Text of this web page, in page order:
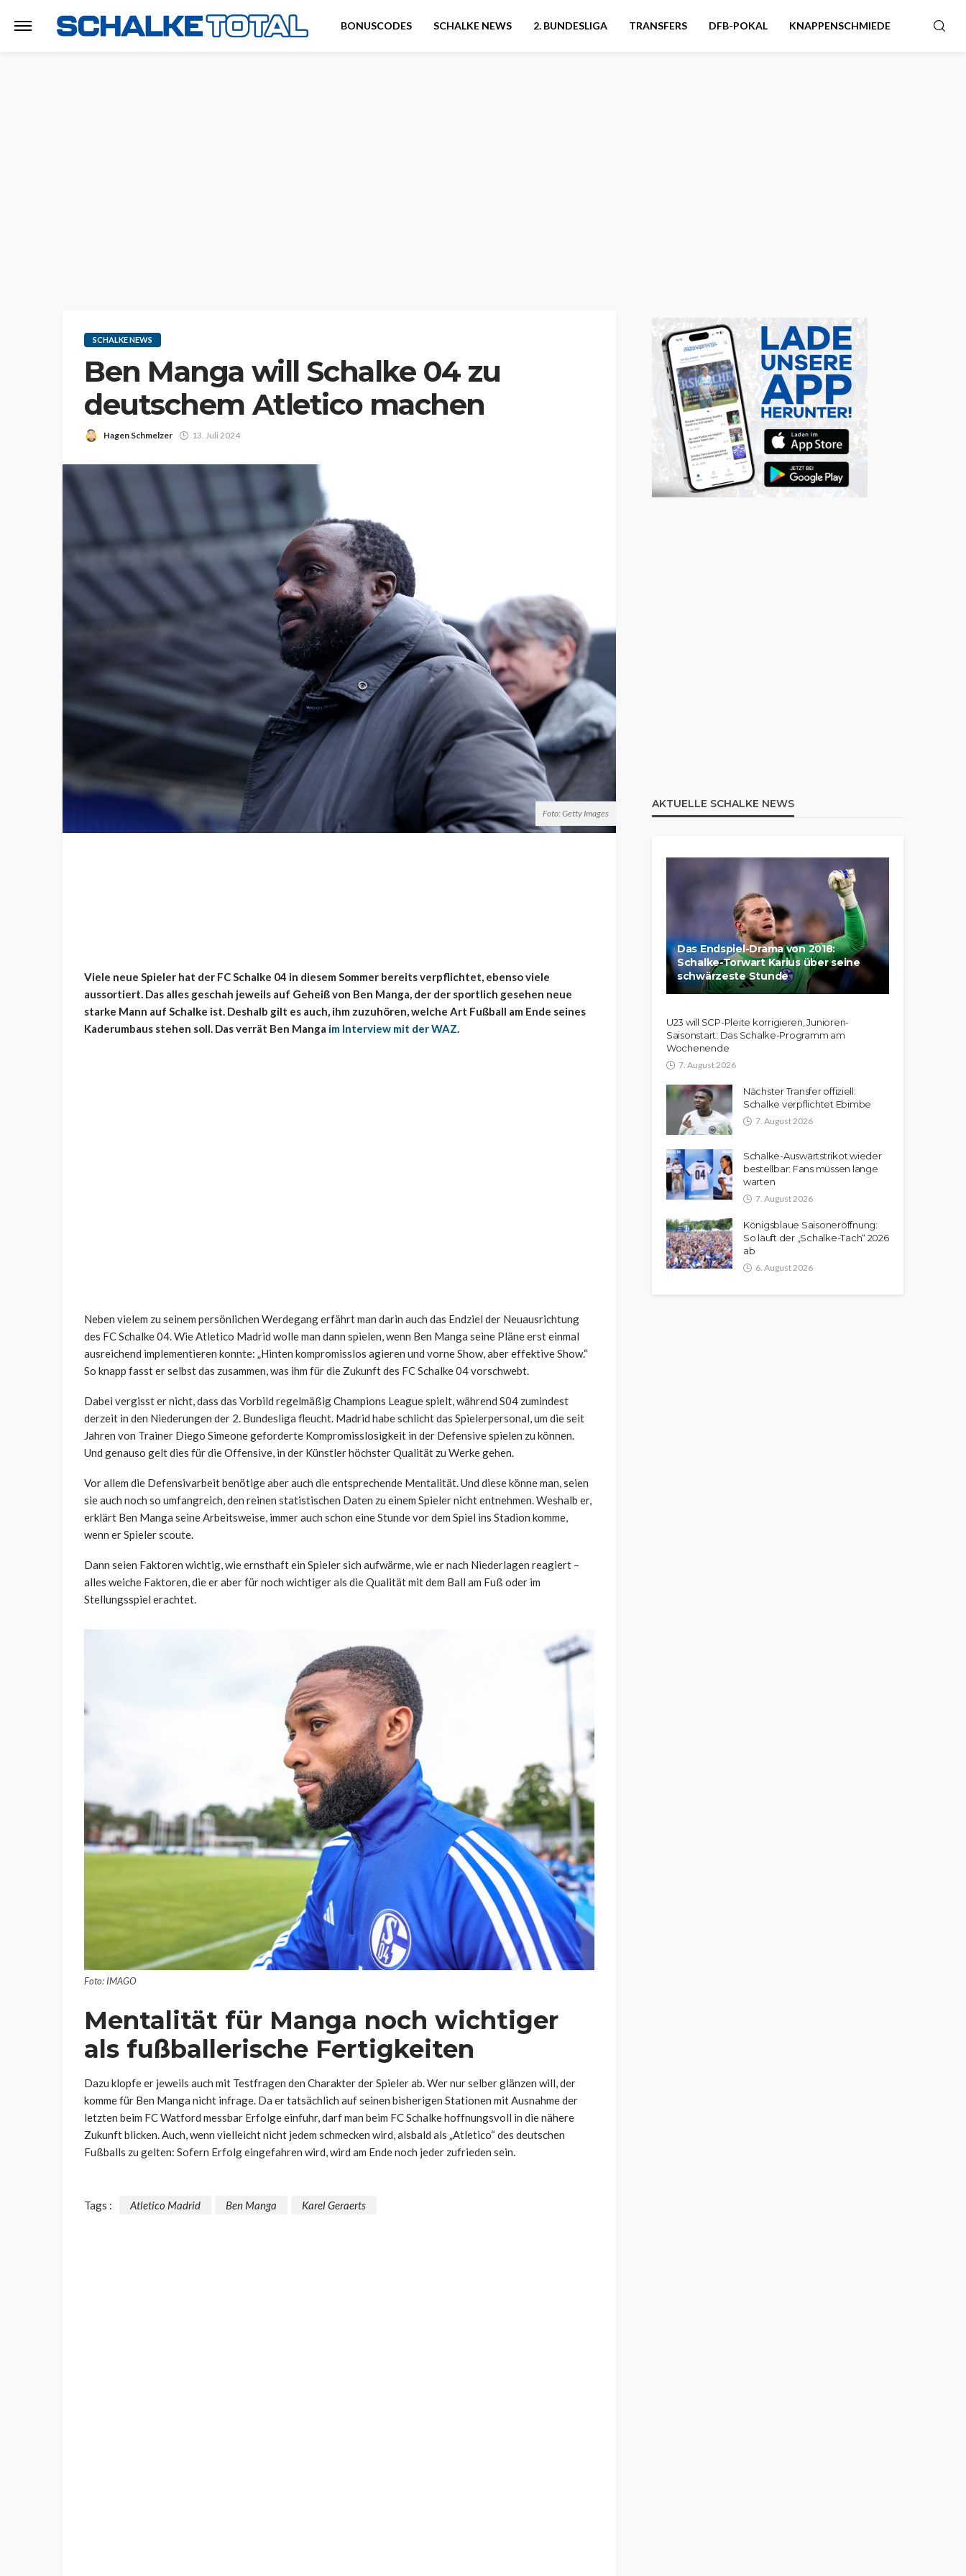
BONUSCODES SCHALKE NEWS 2. BUNDESLIGA TRANSFERS DFB-POKAL KNAPPENSCHMIEDE
SCHALKE NEWS
Ben Manga will Schalke 04 zu
deutschem Atletico machen
Hagen Schmelzer 13. Juli 2024
Foto: Getty Images
Viele neue Spieler hat der FC Schalke 04 in diesem Sommer bereits verpflichtet, ebenso viele
aussortiert. Das alles geschah jeweils auf Geheiß von Ben Manga, der der sportlich gesehen neue
starke Mann auf Schalke ist. Deshalb gilt es auch, ihm zuzuhören, welche Art Fußball am Ende seines
Kaderumbaus stehen soll. Das verrät Ben Manga im Interview mit der WAZ.
Neben vielem zu seinem persönlichen Werdegang erfährt man darin auch das Endziel der Neuausrichtung
des FC Schalke 04. Wie Atletico Madrid wolle man dann spielen, wenn Ben Manga seine Pläne erst einmal
ausreichend implementieren konnte: „Hinten kompromisslos agieren und vorne Show, aber effektive Show.“
So knapp fasst er selbst das zusammen, was ihm für die Zukunft des FC Schalke 04 vorschwebt.
Dabei vergisst er nicht, dass das Vorbild regelmäßig Champions League spielt, während S04 zumindest
derzeit in den Niederungen der 2. Bundesliga fleucht. Madrid habe schlicht das Spielerpersonal, um die seit
Jahren von Trainer Diego Simeone geforderte Kompromisslosigkeit in der Defensive spielen zu können.
Und genauso gelt dies für die Offensive, in der Künstler höchster Qualität zu Werke gehen.
Vor allem die Defensivarbeit benötige aber auch die entsprechende Mentalität. Und diese könne man, seien
sie auch noch so umfangreich, den reinen statistischen Daten zu einem Spieler nicht entnehmen. Weshalb er,
erklärt Ben Manga seine Arbeitsweise, immer auch schon eine Stunde vor dem Spiel ins Stadion komme,
wenn er Spieler scoute.
Dann seien Faktoren wichtig, wie ernsthaft ein Spieler sich aufwärme, wie er nach Niederlagen reagiert –
alles weiche Faktoren, die er aber für noch wichtiger als die Qualität mit dem Ball am Fuß oder im
Stellungsspiel erachtet.
Foto: IMAGO
Mentalität für Manga noch wichtiger
als fußballerische Fertigkeiten
Dazu klopfe er jeweils auch mit Testfragen den Charakter der Spieler ab. Wer nur selber glänzen will, der
komme für Ben Manga nicht infrage. Da er tatsächlich auf seinen bisherigen Stationen mit Ausnahme der
letzten beim FC Watford messbar Erfolge einfuhr, darf man beim FC Schalke hoffnungsvoll in die nähere
Zukunft blicken. Auch, wenn vielleicht nicht jedem schmecken wird, alsbald als „Atletico“ des deutschen
Fußballs zu gelten: Sofern Erfolg eingefahren wird, wird am Ende noch jeder zufrieden sein.
Tags : Atletico Madrid Ben Manga Karel Geraerts
AKTUELLE SCHALKE NEWS
Das Endspiel-Drama von 2018:
Schalke-Torwart Karius über seine
schwärzeste Stunde
U23 will SCP-Pleite korrigieren, Junioren-
Saisonstart: Das Schalke-Programm am
Wochenende
7. August 2026
Nächster Transfer offiziell:
Schalke verpflichtet Ebimbe
7. August 2026
Schalke-Auswärtstrikot wieder
bestellbar: Fans müssen lange
warten
7. August 2026
Königsblaue Saisoneröffnung:
So läuft der „Schalke-Tach“ 2026
ab
6. August 2026